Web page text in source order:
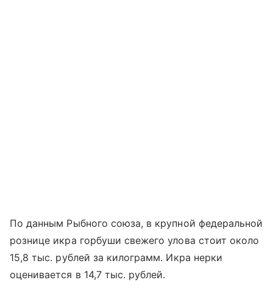
По данным Рыбного союза, в крупной федеральной
рознице икра горбуши свежего улова стоит около
15,8 тыс. рублей за килограмм. Икра нерки
оценивается в 14,7 тыс. рублей.